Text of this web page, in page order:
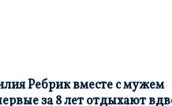
Ребрик вместе с мужем
за 8 лет отдыхают